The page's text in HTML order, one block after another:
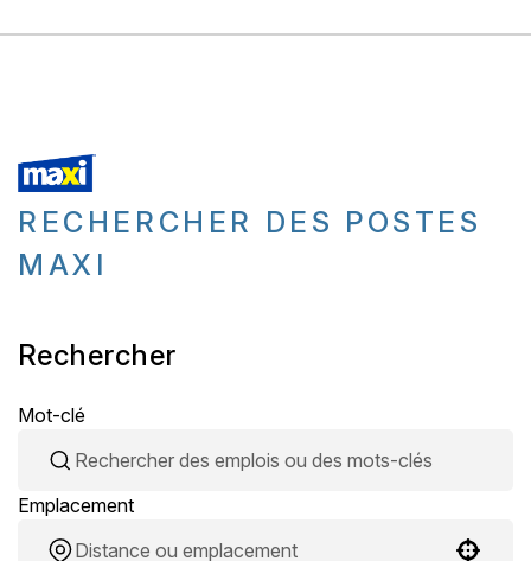
RECHERCHER DES POSTES
MAXI
Rechercher
Mot-clé
Emplacement